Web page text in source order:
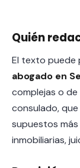
Quién
El texto puede
abogado en
complejas o
consulado,
supuestos
inmobiliarias,